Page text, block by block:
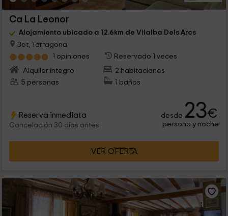
Ca La Leonor
Alojamiento ubicado a 12.6km de Vilalba Dels Arcs
Bot, Tarragona
1 opiniones
Reservado 1 veces
Alquiler íntegro
2 habitaciones
5 personas
1 baños
Reserva inmediata
Cancelación 30 días antes
desde 23€
persona y noche
VER OFERTA